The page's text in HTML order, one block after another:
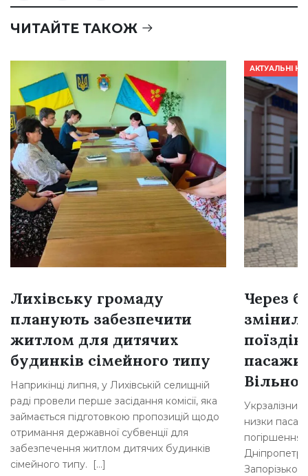
ЧИТАЙТЕ ТАКОЖ
Лихівську громаду
планують забезпечити
житлом для дитячих
будинків сімейного типу
Наприкінці липня, у Лихівській селищній
раді провели перше засідання комісії, яка
займається підготовкою пропозицій щодо
отримання державної субвенції для
забезпечення житлом дитячих будинків
сімейного типу. […]
АКТУАЛЬНІ
Через
низки
погіршення